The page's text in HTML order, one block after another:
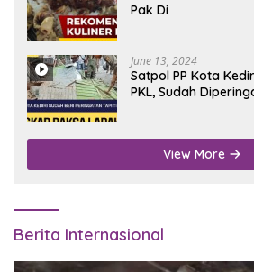
Pak Di
June 13, 2024
Satpol PP Kota
PKL, Sudah
View More
Berita Internasional